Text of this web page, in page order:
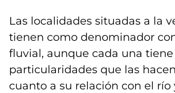
Las localidades situadas a la
tienen como denominador
fluvial, aunque cada una tiene
particularidades que las
cuanto a su relación con el